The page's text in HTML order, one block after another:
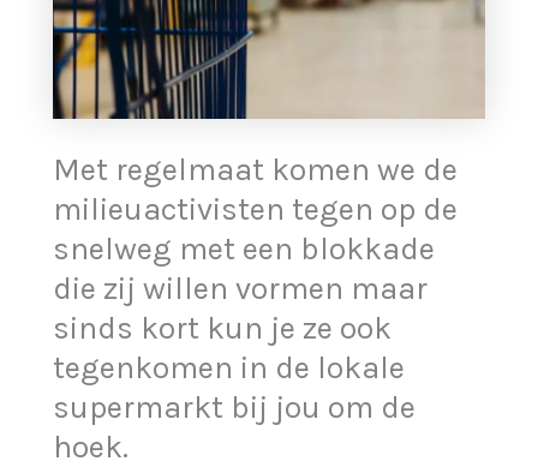
Met regelmaat komen we de
milieuactivisten tegen op de
snelweg met een blokkade
die zij willen vormen maar
sinds kort kun je ze ook
tegenkomen in de lokale
supermarkt bij jou om de
hoek.